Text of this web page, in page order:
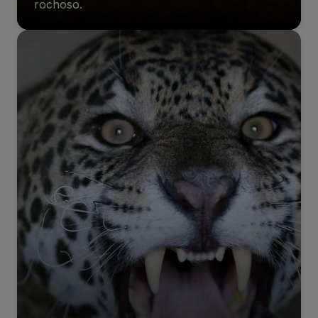
8/3/2026 12:00 PM
Engrenagens do Crescimento
Motor privado: como empresas e fundos
financiam a transição energética no Brasil
7/29/2026 02:47 PM
Engrenagens do Crescimento
Do vento ao bolso: 3 formas de investir na
expansão da energia renovável no Brasil
7/29/2026 02:47 PM
Atômico Press
Luz no Bolso simplifica o acesso ao desconto
na conta de luz
rochoso.